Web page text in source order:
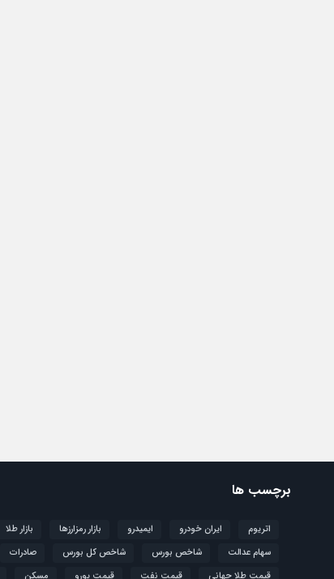
برچسب ها
اتریوم ایران خودرو ایمیدرو بازار رمزارزها بازار طلا
سهام عدالت
شاخص بورس شاخص کل بورس صادرات
قیمت طلا جهانی
قیمت نفت قیمت یورو مسکن